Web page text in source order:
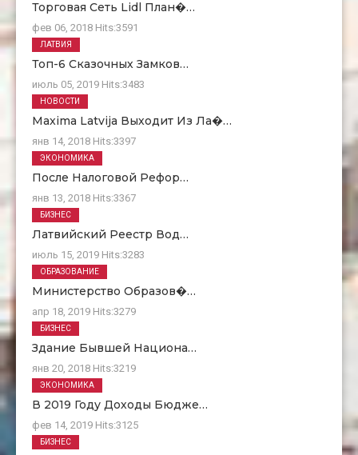
Торговая Сеть Lidl План�…
фев 06, 2018 Hits:3591
Топ-6 Сказочных Замков…
июль 05, 2019 Hits:3483
ЛАТВИЯ
Maxima Latvija Выходит Из Ла�…
янв 14, 2018 Hits:3397
НОВОСТИ
После Налоговой Рефор…
янв 13, 2018 Hits:3367
ЭКОНОМИКА
Латвийский Реестр Вод…
июль 15, 2019 Hits:3283
БИЗНЕС
Министерство Образов�…
апр 18, 2019 Hits:3279
ОБРАЗОВАНИЕ
Здание Бывшей Национа…
янв 20, 2018 Hits:3219
БИЗНЕС
В 2019 Году Доходы Бюдже…
фев 14, 2019 Hits:3125
ЭКОНОМИКА
БИЗНЕС